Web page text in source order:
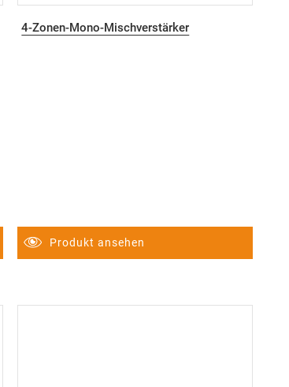
OsX)
4-Zonen-Mono-Mischverstärker
Produkt ansehen